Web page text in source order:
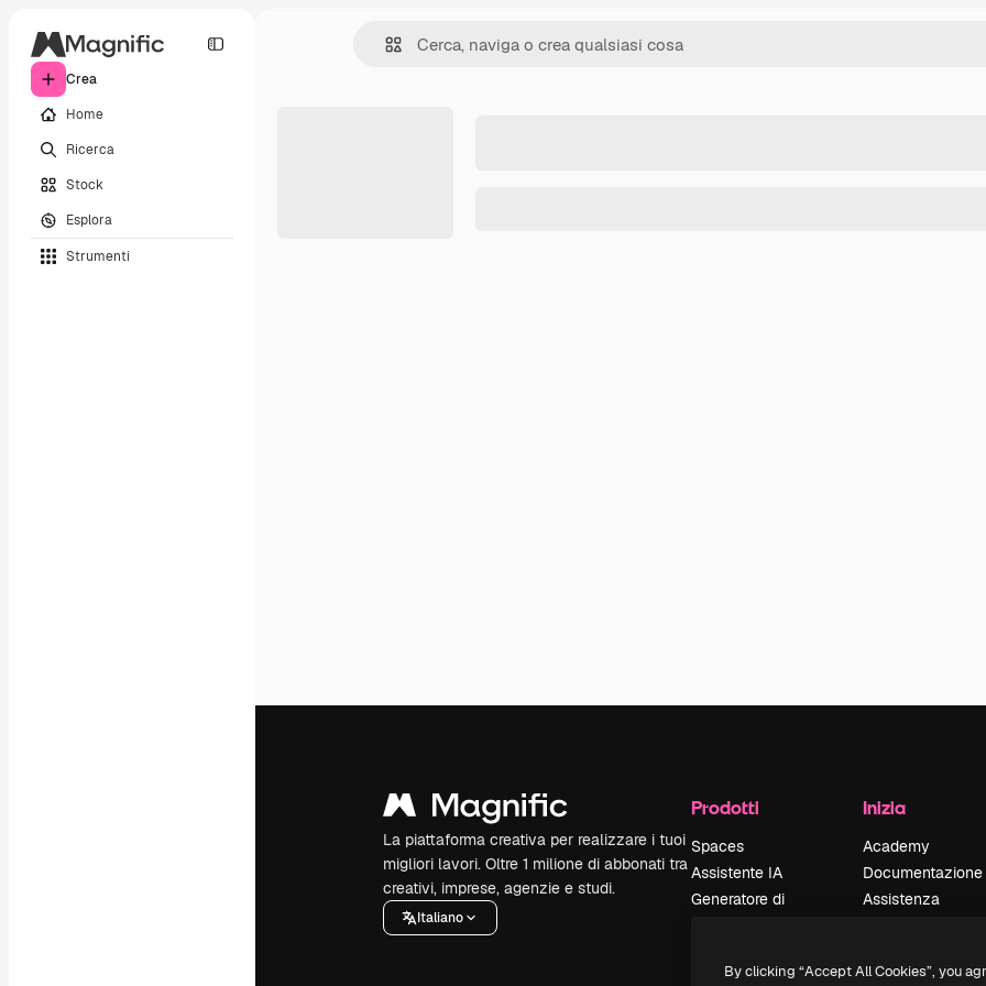
Crea
Home
Ricerca
Stock
Esplora
Strumenti
La piattaforma creativa per realizzare i tuoi
migliori lavori. Oltre 1 milione di abbonati tra
creativi, imprese, agenzie e studi.
Italiano
Prodotti
Spaces
Assistente IA
Generatore di
Inizia
Academy
Documentazione
Assistenza
Politica sulla
By clicking “Accept All Cookies”, you